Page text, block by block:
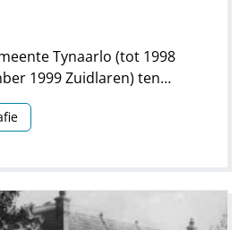
Tynaarlo (tot 1998
1999 Zuidlaren) ten
Paterswolde onder de rook
(noorden).